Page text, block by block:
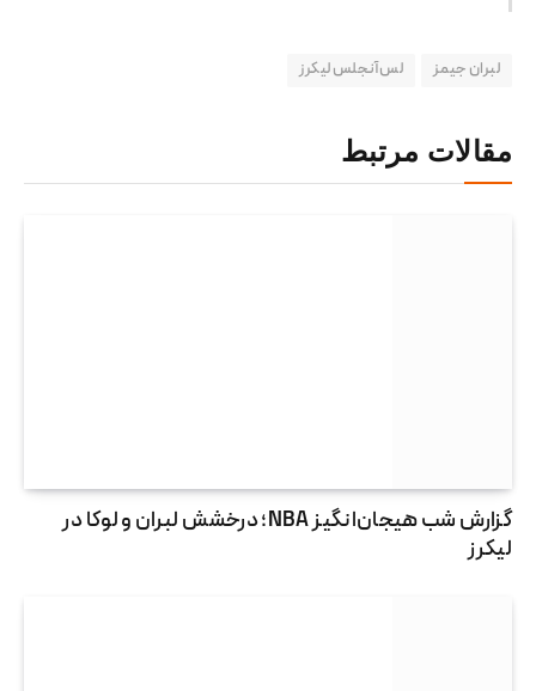
لبران جیمز لس‌ آنجلس لیکرز
مقالات مرتبط
گزارش شب هیجان‌انگیز NBA؛ درخشش لبران و لوکا در
لیکرز